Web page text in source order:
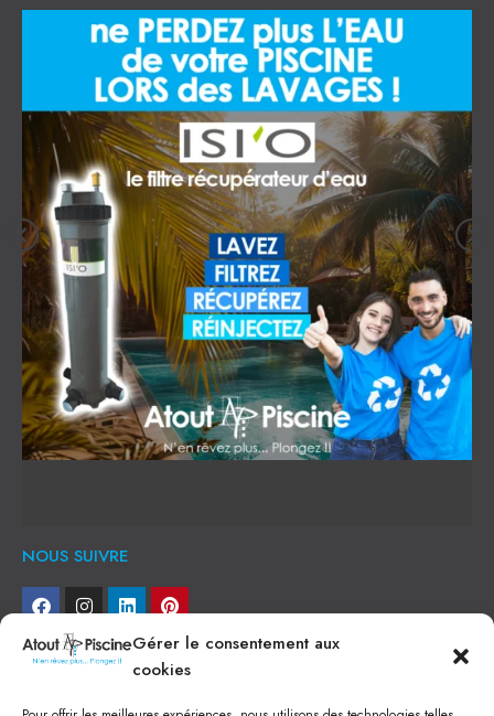
Gérer le consentement aux
cookies
NOUS SUIVRE
NEWSLETTER
Je veux recevoir toute l'actu